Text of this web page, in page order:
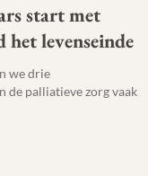
start met
levenseinde
we drie
de palliatieve zorg vaak